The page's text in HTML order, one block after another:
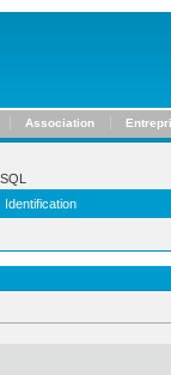
Association
Identification